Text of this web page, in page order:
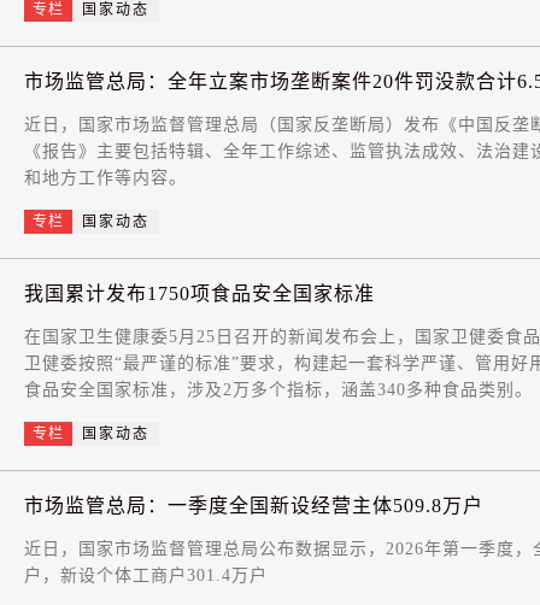
专栏 国家动态
市场监管总局：全年立案市场垄断案件20件罚没款合计
近日，国家市场监督管理总局（国家反垄断局）发布《中国反
《报告》主要包括特辑、全年工作综述、监管执法成效、法治
和地方工作等内容。
专栏 国家动态
我国累计发布1750项食品安全国家标准
在国家卫生健康委5月25日召开的新闻发布会上，国家卫健委食
卫健委按照“最严谨的标准”要求，构建起一套科学严谨、管用
食品安全国家标准，涉及2万多个指标，涵盖340多种食品类别
专栏 国家动态
市场监管总局：一季度全国新设经营主体509.8万户
近日，国家市场监督管理总局公布数据显示，2026年第一季度
户，新设个体工商户301.4万户